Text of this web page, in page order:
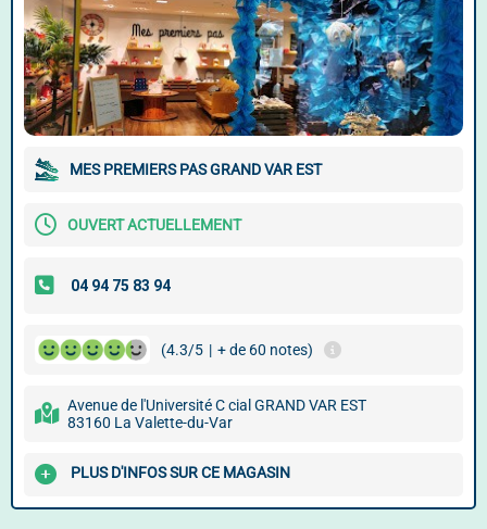
MES PREMIERS PAS GRAND VAR EST
OUVERT ACTUELLEMENT
(4.3/5 | + de 60 notes)
Avenue de l'Université C cial GRAND VAR EST
83160 La Valette-du-Var
PLUS D'INFOS SUR CE MAGASIN